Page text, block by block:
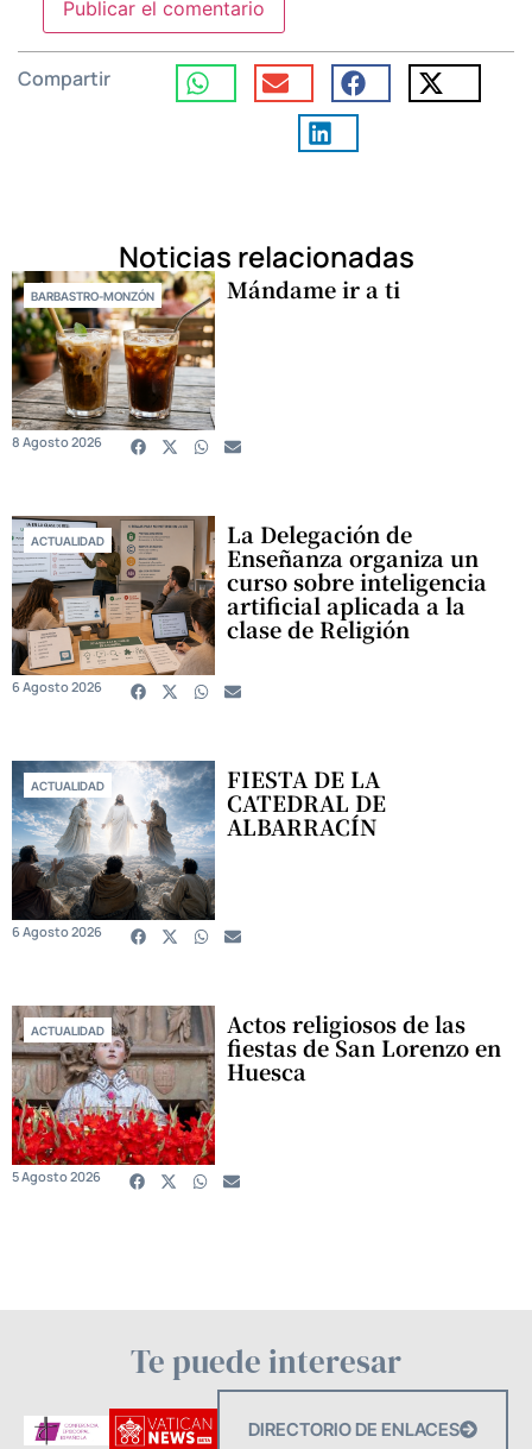
Compartir
Noticias relacionadas
BARBASTRO-MONZÓN Mándame ir a ti
8 Agosto 2026
ACTUALIDAD La Delegación de
Enseñanza organiza un
curso sobre inteligencia
artificial aplicada a la
clase de Religión
6 Agosto 2026
ACTUALIDAD FIESTA DE LA
CATEDRAL DE
ALBARRACÍN
6 Agosto 2026
ACTUALIDAD Actos religiosos de las
fiestas de San Lorenzo en
Huesca
5 Agosto 2026
Te puede interesar
DIRECTORIO DE ENLACES